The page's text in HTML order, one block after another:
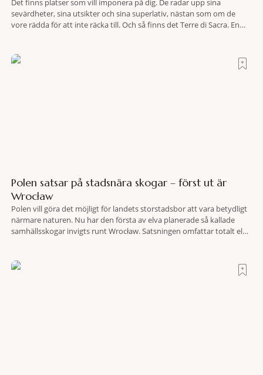
Det finns platser som vill imponera på dig. De radar upp sina
sevärdheter, sina utsikter och sina superlativ, nästan som om de
vore rädda för att inte räcka till. Och så finns det Terre di Sacra. En
Polen satsar på stadsnära skogar – först ut är
Wrocław
Polen vill göra det möjligt för landets storstadsbor att vara betydligt
närmare naturen. Nu har den första av elva planerade så kallade
samhällsskogar invigts runt Wrocław. Satsningen omfattar totalt elva
fler människor ska kunna promenera, motionera